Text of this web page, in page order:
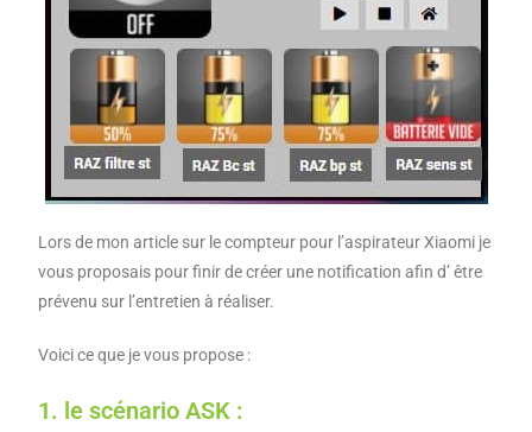
Lors de mon article sur le compteur pour l’aspirateur Xiaomi je
vous proposais pour finir de créer une notification afin d’ être
prévenu sur l’entretien à réaliser.
Voici ce que je vous propose :
1. le scénario ASK :